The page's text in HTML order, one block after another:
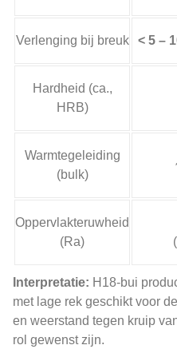
Verlenging bij breuk < 5 –
Hardheid (ca.,
HRB)
Warmtegeleiding
(bulk)
Oppervlakteruwheid
(Ra)
Interpretatie: H18-bui
met lage rek geschikt voor
en weerstand tegen kruip
rol gewenst zijn.